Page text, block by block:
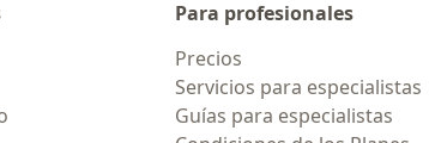
Para profesionales
Precios
Servicios para especialistas
Guías para especialistas